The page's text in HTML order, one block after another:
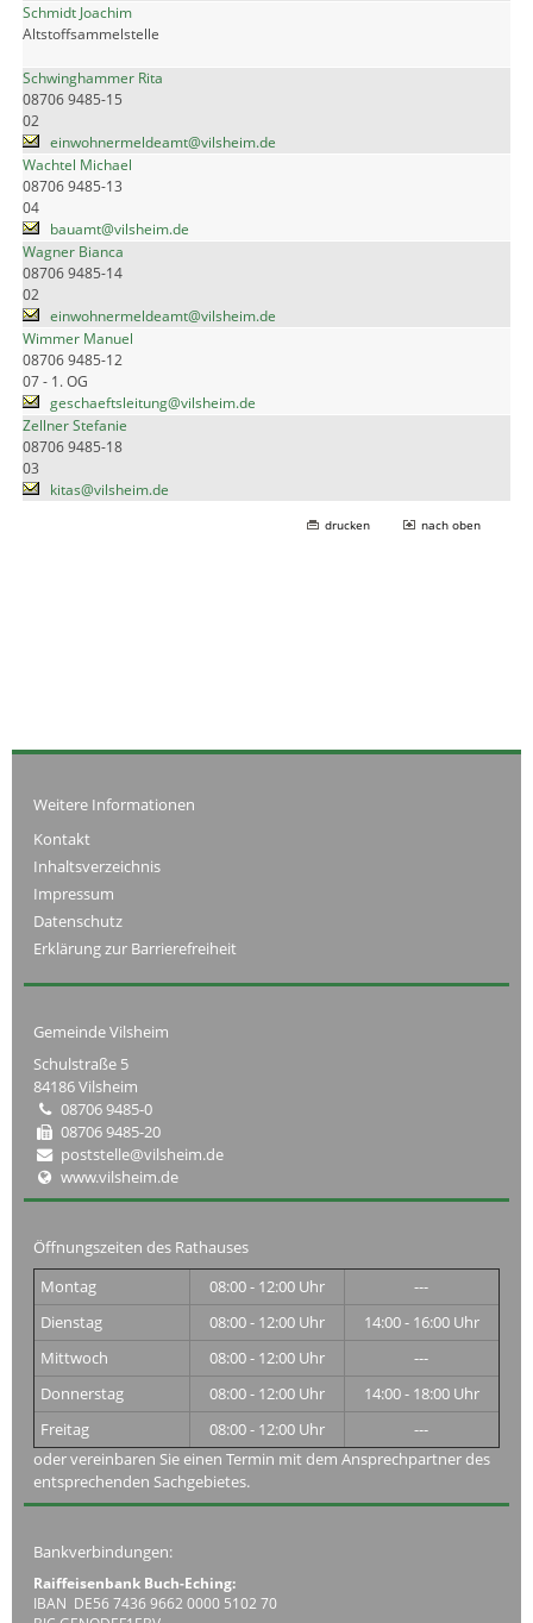
Schmidt Joachim
Altstoffsammelstelle
Schwinghammer Rita
08706 9485-15
02
einwohnermeldeamt@vilsheim.de
Wachtel Michael
08706 9485-13
04
bauamt@vilsheim.de
Wagner Bianca
08706 9485-14
02
einwohnermeldeamt@vilsheim.de
Wimmer Manuel
08706 9485-12
07 - 1. OG
geschaeftsleitung@vilsheim.de
Zellner Stefanie
08706 9485-18
03
kitas@vilsheim.de
drucken nach oben
Weitere Informationen
Kontakt
Inhaltsverzeichnis
Impressum
Datenschutz
Erklärung zur Barrierefreiheit
Gemeinde Vilsheim
Schulstraße 5
84186 Vilsheim
08706 9485-0
08706 9485-20
poststelle@vilsheim.de
www.vilsheim.de
Öffnungszeiten des Rathauses
Montag
08:00 - 12:00 Uhr
---
Dienstag
08:00 - 12:00 Uhr
14:00 - 16:00 Uhr
Mittwoch
08:00 - 12:00 Uhr
---
Donnerstag
08:00 - 12:00 Uhr
14:00 - 18:00 Uhr
Freitag
08:00 - 12:00 Uhr
---
oder vereinbaren Sie einen Termin mit dem Ansprechpartner des
entsprechenden Sachgebietes.
Bankverbindungen:
Raiffeisenbank Buch-Eching:
IBAN DE56 7436 9662 0000 5102 70